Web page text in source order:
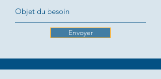
Envoyer